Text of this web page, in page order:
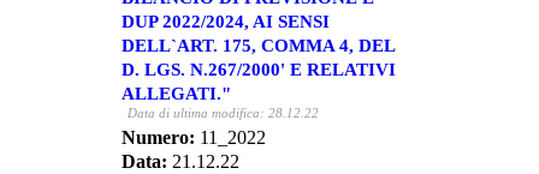
DUP 2022/2024, AI SENSI
DELL`ART. 175, COMMA 4, DEL
D. LGS. N.267/2000' E RELATIVI
ALLEGATI."
Data di ultima modifica: 28.12.22
Numero: 11_2022
Data: 21.12.22